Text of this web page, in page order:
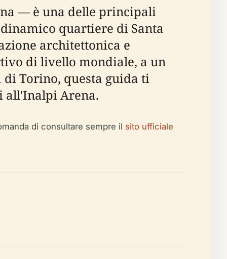
— è una delle principali
quartiere di Santa
architettonica e
di livello mondiale, a un
Torino, questa guida ti
all'Inalpi Arena.
di consultare sempre il sito ufficiale